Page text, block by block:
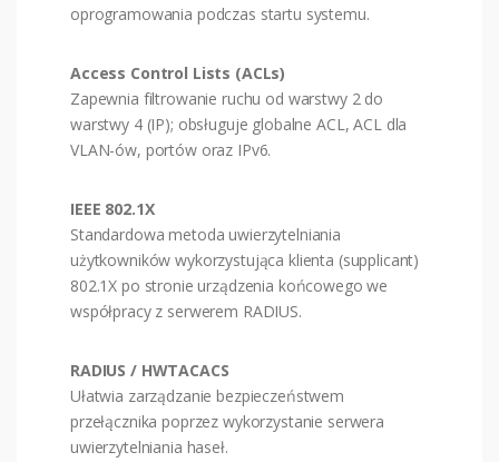
oprogramowania podczas startu systemu.
Access Control Lists (ACLs)
Zapewnia filtrowanie ruchu od warstwy 2 do
warstwy 4 (IP); obsługuje globalne ACL, ACL dla
VLAN-ów, portów oraz IPv6.
IEEE 802.1X
Standardowa metoda uwierzytelniania
użytkowników wykorzystująca klienta (supplicant)
802.1X po stronie urządzenia końcowego we
współpracy z serwerem RADIUS.
RADIUS / HWTACACS
Ułatwia zarządzanie bezpieczeństwem
przełącznika poprzez wykorzystanie serwera
uwierzytelniania haseł.